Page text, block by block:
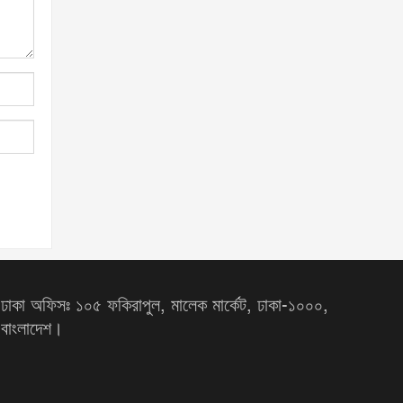
ঢাকা অফিসঃ ১০৫ ফকিরাপুল, মালেক মার্কেট, ঢাকা-১০০০,
বাংলাদেশ।